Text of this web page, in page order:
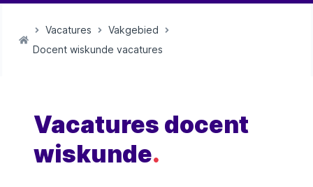
Vacatures
Vakgebied
Docent wiskunde vacatures
Vacatures docent
wiskunde.